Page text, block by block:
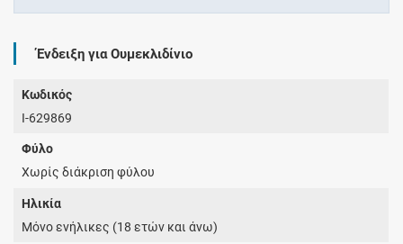
Ένδειξη για Ουμεκλιδίνιο
Κωδικός
I-629869
Φύλο
Χωρίς διάκριση φύλου
Ηλικία
Μόνο ενήλικες (18 ετών και άνω)